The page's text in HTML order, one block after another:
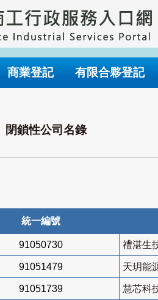
商業登記 有限合夥登記
閉鎖性公司名錄
統一編號
91050730 禮湛生
91051479 天玥能
91051739 慧芯科